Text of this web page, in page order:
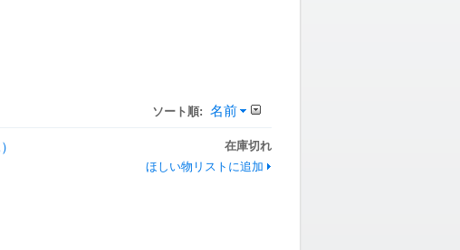
ソート順: 名前
在庫切れ
ほしい物リストに追加